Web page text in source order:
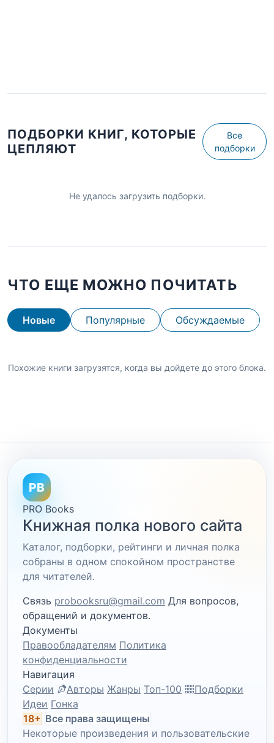
ПОДБОРКИ КНИГ, КОТОРЫЕ
ЦЕПЛЯЮТ
Все
подборки
Не удалось загрузить подборки.
ЧТО ЕЩЕ МОЖНО ПОЧИТАТЬ
Новые Популярные Обсуждаемые
Похожие книги загрузятся, когда вы дойдете до этого блока.
PB
PRO Books
Книжная полка нового сайта
Каталог, подборки, рейтинги и личная полка
собраны в одном спокойном пространстве
для читателей.
Связь probooksru@gmail.com Для вопросов,
обращений и документов.
Документы
Правообладателям Политика
конфиденциальности
Навигация
Серии
Авторы Жанры Топ-100
Подборки
Идеи Гонка
18+ Все права защищены
Некоторые произведения и пользовательские